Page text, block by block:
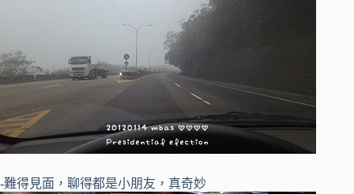
-難得見面，聊得都是小朋友，真奇妙